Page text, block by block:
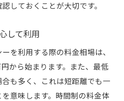
しておくことが大切です。
して利用
を利用する際の料金相場は、
から始まります。また、最低
も多く、これは短距離でも一
意味します。時間制の料金体